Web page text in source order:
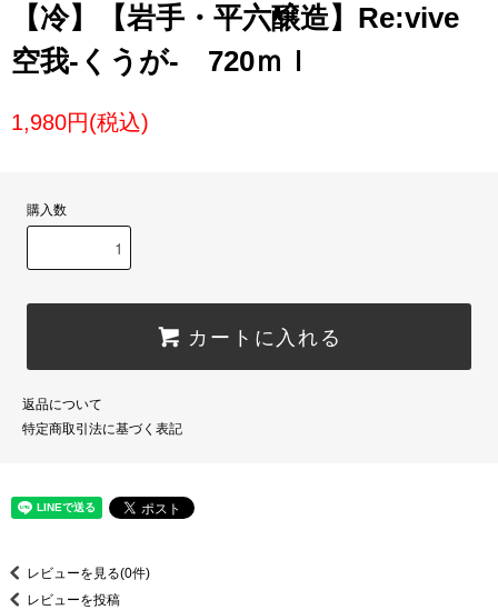
【冷】【岩手・平六醸造】Re:vive
空我-くうが- 720ｍｌ
1,980円(税込)
購入数
カートに入れる
返品について
特定商取引法に基づく表記
レビューを見る(0件)
レビューを投稿